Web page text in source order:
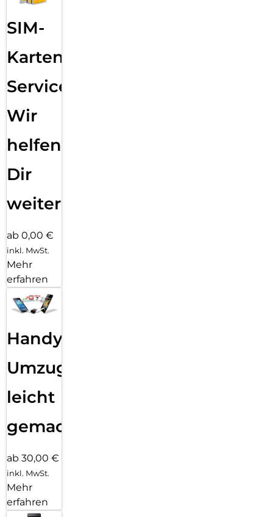
SIM-
Karten
Service:
Wir
helfen
Dir
weiter
ab 0,00 €
inkl. MwSt.
Mehr
erfahren
Handy
Umzug
leicht
gemacht!
ab 30,00 €
inkl. MwSt.
Mehr
erfahren